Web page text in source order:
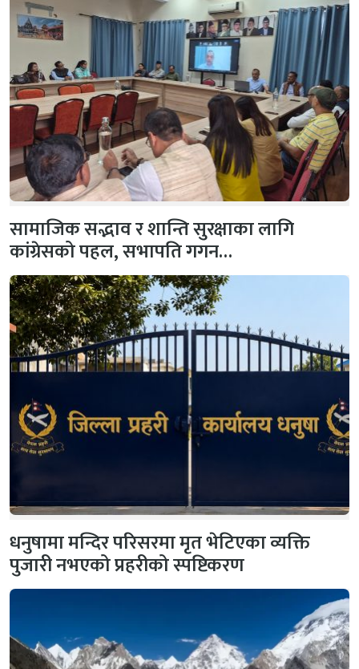
सामाजिक सद्भाव र शान्ति सुरक्षाका लागि
कांग्रेसको पहल, सभापति गगन…
धनुषामा मन्दिर परिसरमा मृत भेटिएका व्यक्ति
पुजारी नभएको प्रहरीको स्पष्टिकरण